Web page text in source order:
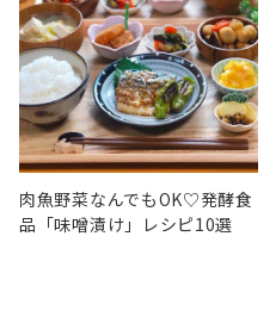
肉魚野菜なんでもOK♡発酵食
品「味噌漬け」レシピ10選